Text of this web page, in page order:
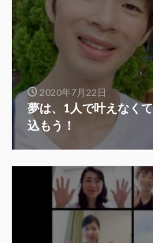
2020年7月22日
夢は、1人で叶えなく
込もう！